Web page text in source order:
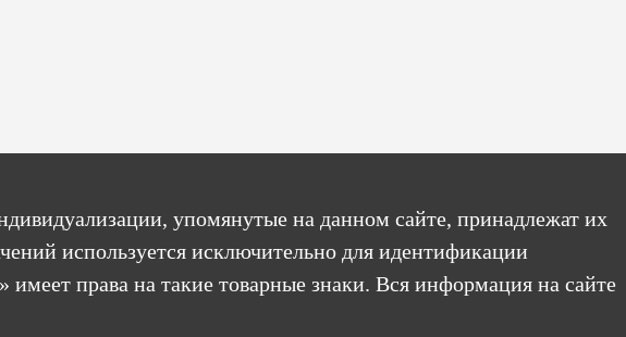
упомянутые на данном сайте, принадлежат их
используется исключительно для идентификации
права на такие товарные знаки. Вся информация на сайте